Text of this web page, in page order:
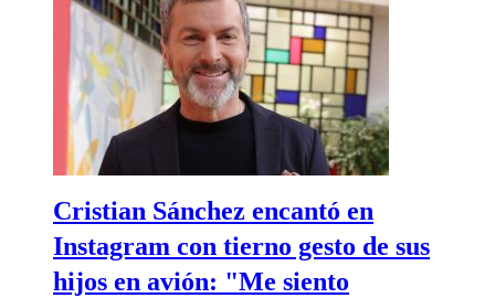
Cristian Sánchez encantó en
Instagram con tierno gesto de sus
hijos en avión: "Me siento